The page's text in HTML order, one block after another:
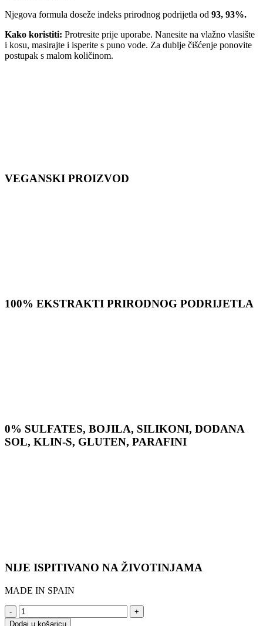
Njegova formula doseže indeks prirodnog podrijetla od 93, 93%.
Kako koristiti: Protresite prije uporabe. Nanesite na vlažno vlasište
i kosu, masirajte i isperite s puno vode. Za dublje čišćenje ponovite
postupak s malom količinom.
VEGANSKI PROIZVOD
100% EKSTRAKTI PRIRODNOG PODRIJETLA
0% SULFATES, BOJILA, SILIKONI, DODANA
SOL, KLIN-S, GLUTEN, PARAFINI
NIJE ISPITIVANO NA ŽIVOTINJAMA
MADE IN SPAIN
Maska
za
Dodaj u košaricu